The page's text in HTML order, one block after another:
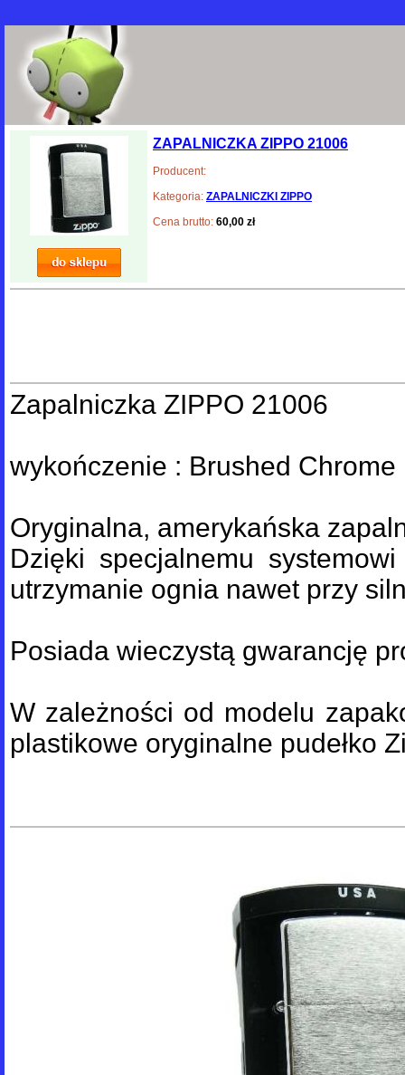
ZAPALNICZKA ZIPPO 21006
Producent:
Kategoria: ZAPALNICZKI ZIPPO
Cena brutto: 60,00 zł
Zapalniczka ZIPPO 21006
wykończenie : Brushed Chrome
Oryginalna, amerykańska
Dzięki specjalnemu
utrzymanie ognia nawet przy
Posiada wieczystą gwarancję
W zależności od modelu
plastikowe oryginalne pudełko